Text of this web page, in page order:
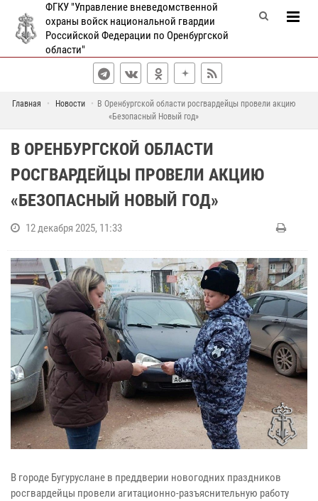
ФГКУ "Управление вневедомственной
охраны войск национальной гвардии
Российской Федерации по Оренбургской
области"
Главная Новости
В Оренбургской области росгвардейцы провели акцию
«Безопасный Новый год»
В ОРЕНБУРГСКОЙ ОБЛАСТИ
РОСГВАРДЕЙЦЫ ПРОВЕЛИ АКЦИЮ
«БЕЗОПАСНЫЙ НОВЫЙ ГОД»
12 декабря 2025, 11:33
В городе Бугуруслане в преддверии новогодних праздников
росгвардейцы провели агитационно-разъяснительную работу